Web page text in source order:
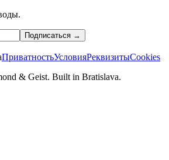
Подписаться →
ПриватностьУсловияРеквизитыCookies
& Geist. Built in Bratislava.